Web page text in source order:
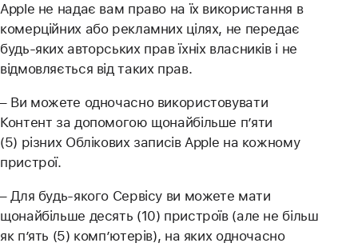
Apple не надає вам право на їх використання в
комерційних або рекламних цілях, не передає
будь-яких авторських прав їхніх власників і не
відмовляється від таких прав.
– Ви можете одночасно використовувати
Контент за допомогою щонайбільше п’яти
(5) різних Облікових записів Apple на кожному
пристрої.
– Для будь-якого Сервісу ви можете мати
щонайбільше десять (10) пристроїв (але не більш
як п’ять (5) комп’ютерів), на яких одночасно